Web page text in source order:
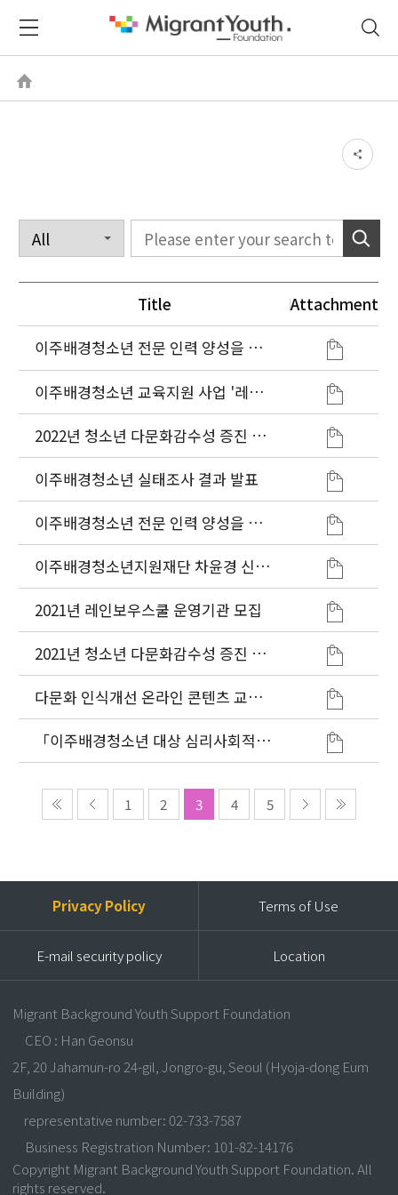
Title
Attachment
이주배경청소년 전문 인력 양성을 위
한 예비 청소년지도자 다문화역량강화
교육과정 운영, 대학 MOU 체결
이주배경청소년 교육지원 사업 '레인
보우스쿨' 위탁 기관 모집 실시
2022년 청소년 다문화감수성 증진 프
로그램(다가감) 운영기관 모집
이주배경청소년 실태조사 결과 발표
이주배경청소년 전문 인력 양성을 위
한 예비 청소년지도자 다문화역량강화
교육과정 운영, 대학과 MOU 체결
이주배경청소년지원재단 차윤경 신임
이사장 취임
2021년 레인보우스쿨 운영기관 모집
2021년 청소년 다문화감수성 증진 프
로그램(다가감) 운영기관 모집
다문화 인식개선 온라인 콘텐츠 교육
자료 제작 및 보급
「이주배경청소년 대상 심리사회적응
척도」4개 언어로 연구개발
1 2 3 4 5
Privacy Policy Terms of Use
E-mail security policy Location
Migrant Background Youth Support Foundation
CEO : Han Geonsu
2F, 20 Jahamun-ro 24-gil, Jongro-gu, Seoul (Hyoja-dong Eum
Building)
representative number: 02-733-7587
Business Registration Number: 101-82-14176
Copyright Migrant Background Youth Support Foundation. All
rights reserved.